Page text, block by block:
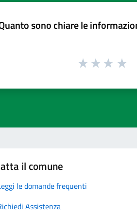
sono chiare le
il comune
le domande frequenti
Assistenza